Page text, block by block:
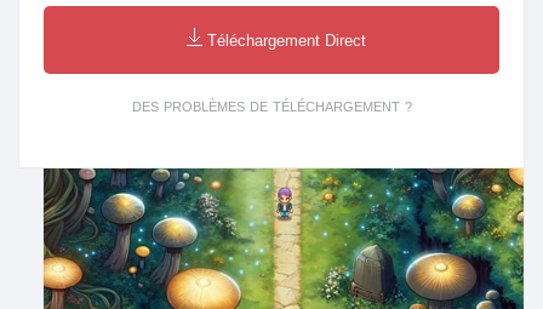
Téléchargement Direct
DES PROBLÈMES DE TÉLÉCHARGEMENT ?